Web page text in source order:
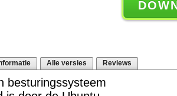
Alle versies Reviews
besturingssysteem